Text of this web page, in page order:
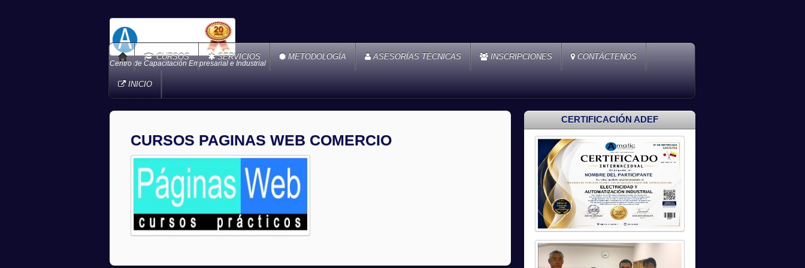
Centro de Capacitación Empresarial e Industrial
CURSOS SERVICIOS METODOLOGÍA ASESORÍAS TÉCNICAS INSCRIPCIONES CONTÁCTENOS
INICIO
CURSOS PAGINAS WEB COMERCIO
CERTIFICACIÓN ADEF